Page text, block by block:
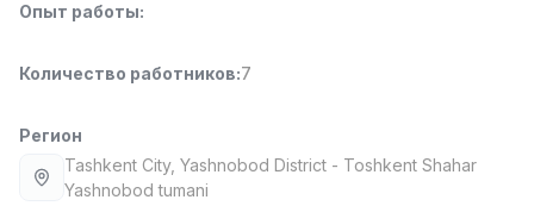
Full time job
Ish joyidan
Повар фастфуда
LES AILES
Full time job
Ish joyidan
Опыт работы:
Количество работников:7
Регион
Tashkent City, Yashnobod District - Toshkent Shahar
Yashnobod tumani